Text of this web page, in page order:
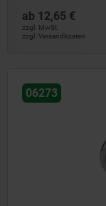
ab 12,65 €
zzgl. MwSt.
zzgl. Versandkosten
06273